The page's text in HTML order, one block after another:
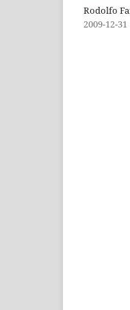
Rodolfo
2009-12-31